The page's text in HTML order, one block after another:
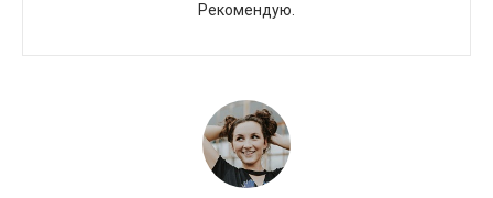
Рекомендую.